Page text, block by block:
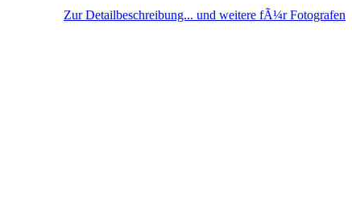
Zur Detailbeschreibung... und weitere fÃ¼r Fotografen